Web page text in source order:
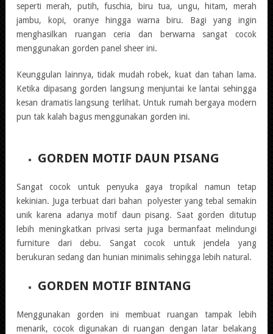
seperti merah, putih, fuschia, biru tua, ungu, hitam, merah
jambu, kopi, oranye hingga warna biru. Bagi yang ingin
menghasilkan ruangan ceria dan berwarna sangat cocok
menggunakan gorden panel sheer ini.
Keunggulan lainnya, tidak mudah robek, kuat dan tahan lama.
Ketika dipasang gorden langsung menjuntai ke lantai sehingga
kesan dramatis langsung terlihat. Untuk rumah bergaya modern
pun tak kalah bagus menggunakan gorden ini.
GORDEN MOTIF DAUN PISANG
Sangat cocok untuk penyuka gaya tropikal namun tetap
kekinian. Juga terbuat dari bahan polyester yang tebal semakin
unik karena adanya motif daun pisang. Saat gorden ditutup
lebih meningkatkan privasi serta juga bermanfaat melindungi
furniture dari debu. Sangat cocok untuk jendela yang
berukuran sedang dan hunian minimalis sehingga lebih natural.
GORDEN MOTIF BINTANG
Menggunakan gorden ini membuat ruangan tampak lebih
menarik, cocok digunakan di ruangan dengan latar belakang